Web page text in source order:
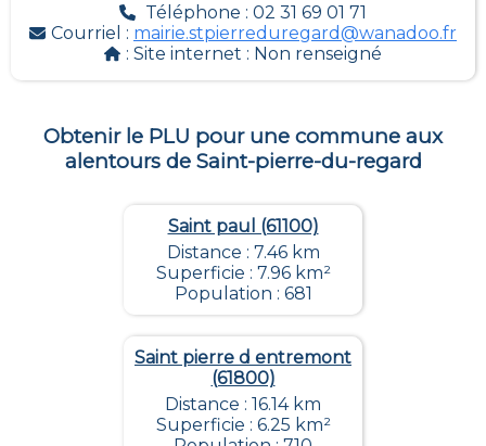
Téléphone : 02 31 69 01 71
Courriel : mairie.stpierreduregard@wanadoo.fr
: Site internet : Non renseigné
Obtenir le PLU pour une commune aux
alentours de Saint-pierre-du-regard
Saint paul (61100)
Distance : 7.46 km
Superficie : 7.96 km²
Population : 681
Saint pierre d entremont
(61800)
Distance : 16.14 km
Superficie : 6.25 km²